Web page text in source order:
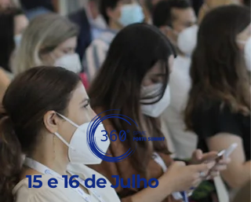
15 e 16 de Julho